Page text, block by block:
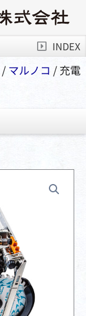
INDEX
/マルノコ / 充電